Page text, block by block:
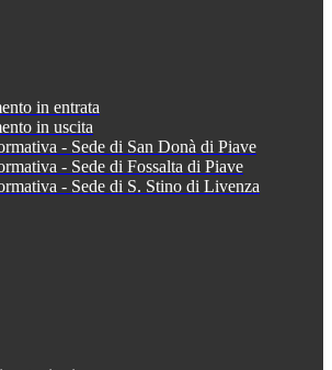
in entrata
in uscita
- Sede di San Donà di Piave
- Sede di Fossalta di Piave
- Sede di S. Stino di Livenza